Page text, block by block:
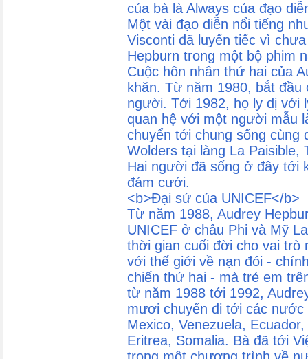
của bà là Always của đạo
Một vài đạo diễn nổi tiếng
Visconti đã luyến tiếc vì
Hepburn trong một bộ phim
Cuộc hôn nhân thứ hai của
khăn. Từ năm 1980, bắt
người. Tới 1982, họ ly dị với
quan hệ với một người mẫu
chuyển tới chung sống cùng
Wolders tại làng La Paisible,
Hai người đã sống ở đây tới
đám cưới.
<b>Đại sứ của UNICEF</b>
Từ năm 1988, Audrey
UNICEF ở châu Phi và Mỹ
thời gian cuối đời cho vai trò
với thế giới về nạn đói -
chiến thứ hai - mà trẻ em
từ năm 1988 tới 1992,
mươi chuyến đi tới các nước
Mexico, Venezuela,
Eritrea, Somalia. Bà đã tới